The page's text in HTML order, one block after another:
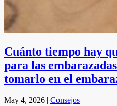
Cuánto tiempo hay
para las
tomarlo en el
May 4, 2026 | Consejos